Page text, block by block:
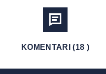
KOMENTARI (18 )